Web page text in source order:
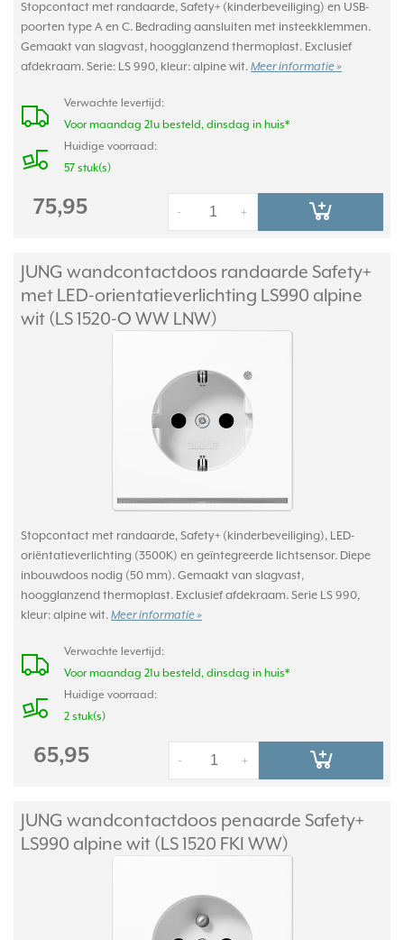
Stopcontact met randaarde, Safety+ (kinderbeveiliging) en USB-
poorten type A en C. Bedrading aansluiten met insteekklemmen.
Gemaakt van slagvast, hoogglanzend thermoplast. Exclusief
afdekraam. Serie: LS 990, kleur: alpine wit. Meer informatie »
Verwachte levertijd:
Voor maandag 21u besteld, dinsdag in huis*
Huidige voorraad:
57 stuk(s)
75,95 +
-
JUNG wandcontactdoos randaarde Safety+
met LED-orientatieverlichting LS990 alpine
wit (LS 1520-O WW LNW)
Stopcontact met randaarde, Safety+ (kinderbeveiliging), LED-
oriëntatieverlichting (3500K) en geïntegreerde lichtsensor. Diepe
inbouwdoos nodig (50 mm). Gemaakt van slagvast,
hoogglanzend thermoplast. Exclusief afdekraam. Serie LS 990,
kleur: alpine wit. Meer informatie »
Verwachte levertijd:
Voor maandag 21u besteld, dinsdag in huis*
Huidige voorraad:
2 stuk(s)
65,95 +
-
JUNG wandcontactdoos penaarde Safety+
LS990 alpine wit (LS 1520 FKI WW)